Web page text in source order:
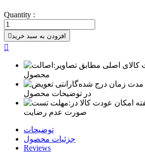
Quantity :
افزودن به سبد خرید

کالای اصلی مطابق تصاویر
محصول
مدت زمان درج شده
در توضیحات محصول
امکان عودت کالا در
صورت عدم رضایت
توضیحات
جزئیات محصول
Reviews